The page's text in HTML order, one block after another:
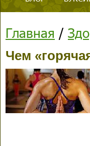
Главная /
Чем